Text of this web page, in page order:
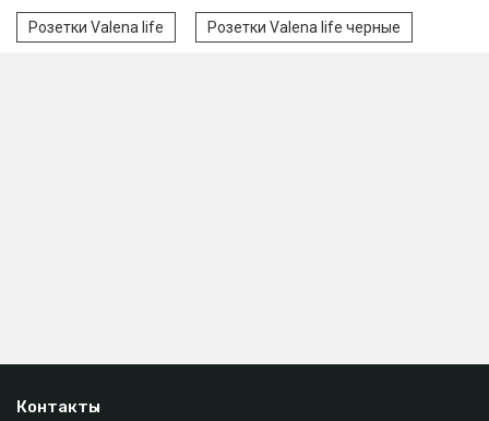
Розетки Valena life Розетки Valena life черные
Контакты